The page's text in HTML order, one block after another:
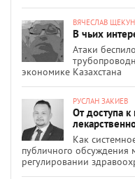
ВЯЧЕСЛАВ
В чьих
Атаки
экономике Казахстана
РУСЛАН ЗАКИЕВ
От доступа
Как
публичного обсуждения
регулировании